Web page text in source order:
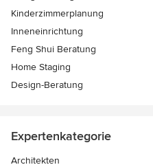
Kinderzimmerplanung
Inneneinrichtung
Feng Shui Beratung
Home Staging
Design-Beratung
Expertenkategorie
Architekten